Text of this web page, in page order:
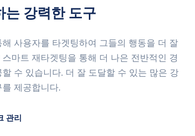
는 강력한 도구
사용자를 타겟팅하여 그들의 행동을 더 잘
마트 재타겟팅을 통해 더 나은 전반적인 경
수 있습니다. 더 잘 도달할 수 있는 많은 강
제공합니다.
관리